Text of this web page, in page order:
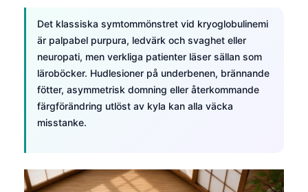
Det klassiska symtommönstret vid kryoglobulinemi
är palpabel purpura, ledvärk och svaghet eller
neuropati, men verkliga patienter läser sällan som
läroböcker. Hudlesioner på underbenen, brännande
fötter, asymmetrisk domning eller återkommande
färgförändring utlöst av kyla kan alla väcka
misstanke.
ئۇيغۇرچە
Беларуская мова
Esperanto
Frysk
Ślōnskŏ gŏdka
Norsk bokmål